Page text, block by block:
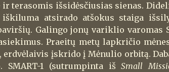
terasomis išsidėsčiusias sienas.
iškiluma atsirado atšokus staiga
Galingo jonų variklio varomas
Praeitų metų lapkričio
erdvėlaivis įskrido į Mėnulio orbitą.
SMART-1 (sutrumpinta išSmall